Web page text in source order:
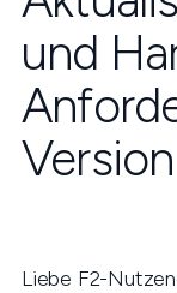
und
Liebe F2-